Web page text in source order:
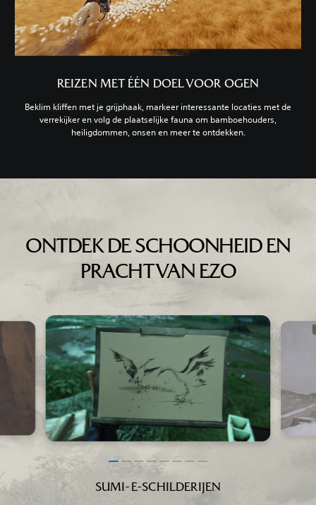
REIZEN MET ÉÉN DOEL VOOR OGEN
Beklim kliffen met je grijphaak, markeer interessante locaties met de
verrekijker en volg de plaatselijke fauna om bamboehouders,
heiligdommen, onsen en meer te ontdekken.
ONTDEK DE SCHOONHEID EN
PRACHT VAN EZO
SUMI-E-SCHILDERIJEN